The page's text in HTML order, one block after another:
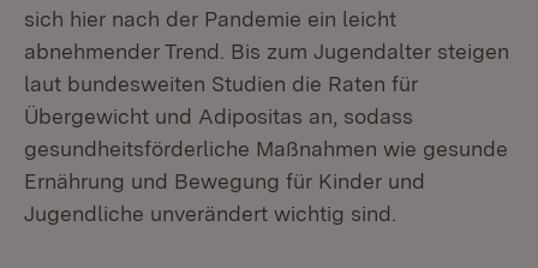
sich hier nach der Pandemie ein leicht
abnehmender Trend. Bis zum Jugendalter steigen
laut bundesweiten Studien die Raten für
Übergewicht und Adipositas an, sodass
gesundheitsförderliche Maßnahmen wie gesunde
Ernährung und Bewegung für Kinder und
Jugendliche unverändert wichtig sind.